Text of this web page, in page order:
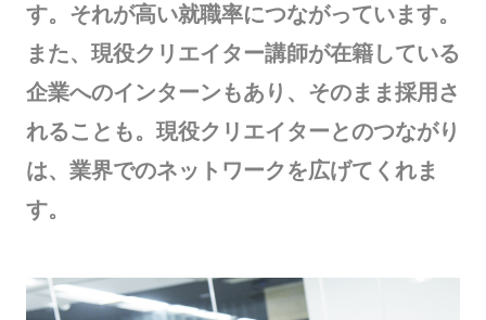
す。それが高い就職率につながっています。
また、現役クリエイター講師が在籍している
企業へのインターンもあり、そのまま採用さ
れることも。現役クリエイターとのつながり
は、業界でのネットワークを広げてくれま
す。